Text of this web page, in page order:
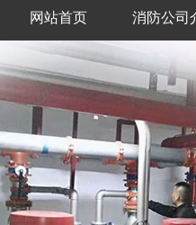
网站首页 消防公司